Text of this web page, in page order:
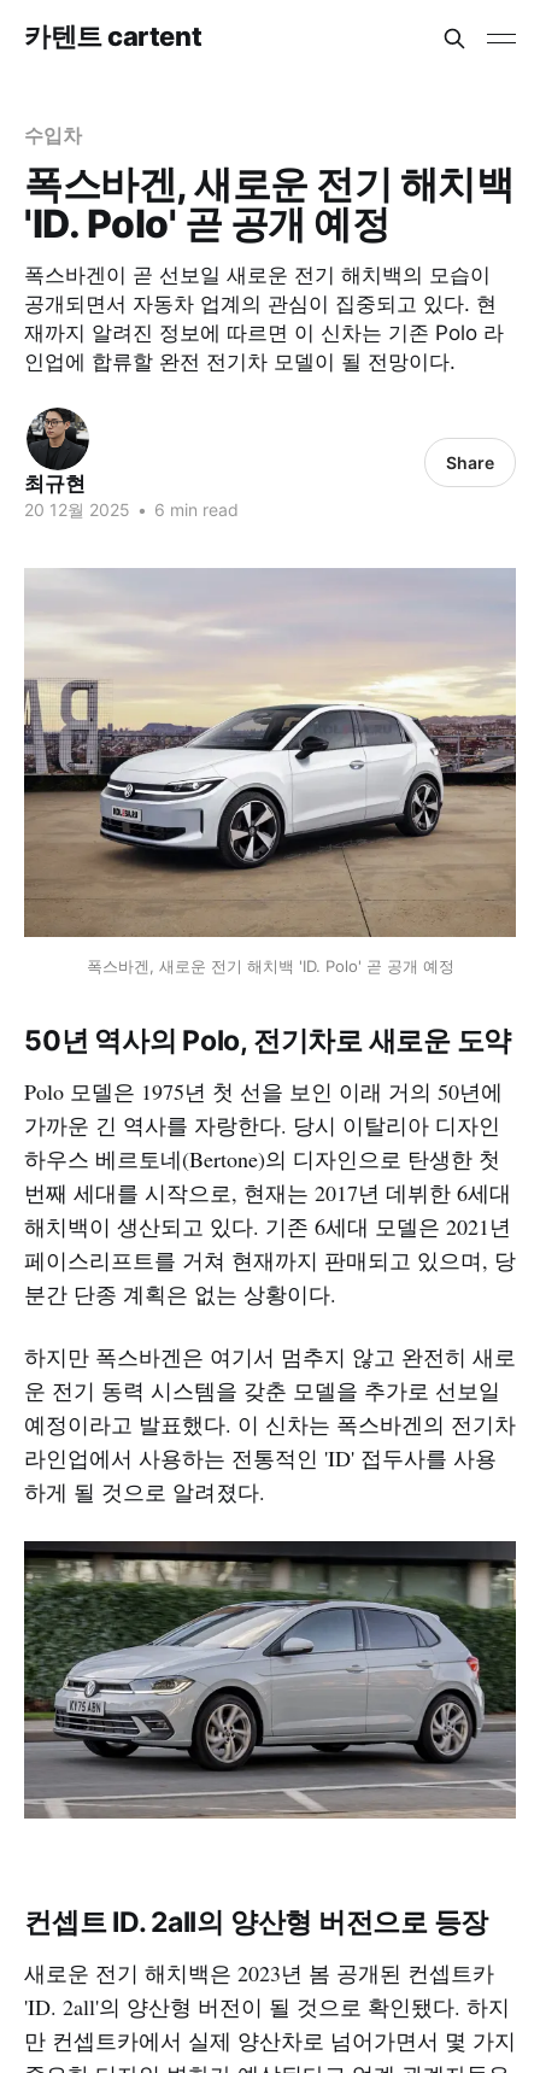
카텐트 cartent
수입차
폭스바겐, 새로운 전기 해치백
'ID. Polo' 곧 공개 예정
폭스바겐이 곧 선보일 새로운 전기 해치백의 모습이
공개되면서 자동차 업계의 관심이 집중되고 있다. 현
재까지 알려진 정보에 따르면 이 신차는 기존 Polo 라
인업에 합류할 완전 전기차 모델이 될 전망이다.
최규현
20 12월 2025 • 6 min read
Share
폭스바겐, 새로운 전기 해치백 'ID. Polo' 곧 공개 예정
50년 역사의 Polo, 전기차로 새로운 도약
Polo 모델은 1975년 첫 선을 보인 이래 거의 50년에
가까운 긴 역사를 자랑한다. 당시 이탈리아 디자인
하우스 베르토네(Bertone)의 디자인으로 탄생한 첫
번째 세대를 시작으로, 현재는 2017년 데뷔한 6세대
해치백이 생산되고 있다. 기존 6세대 모델은 2021년
페이스리프트를 거쳐 현재까지 판매되고 있으며, 당
분간 단종 계획은 없는 상황이다.
하지만 폭스바겐은 여기서 멈추지 않고 완전히 새로
운 전기 동력 시스템을 갖춘 모델을 추가로 선보일
예정이라고 발표했다. 이 신차는 폭스바겐의 전기차
라인업에서 사용하는 전통적인 'ID' 접두사를 사용
하게 될 것으로 알려졌다.
컨셉트 ID. 2all의 양산형 버전으로 등장
새로운 전기 해치백은 2023년 봄 공개된 컨셉트카
'ID. 2all'의 양산형 버전이 될 것으로 확인됐다. 하지
만 컨셉트카에서 실제 양산차로 넘어가면서 몇 가지